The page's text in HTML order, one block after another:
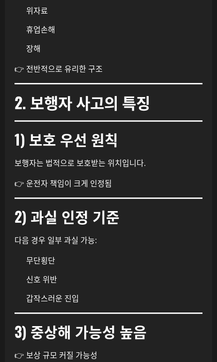
위자료
휴업손해
장해
👉 전반적으로 유리한 구조
2. 보행자 사고의 특징
1) 보호 우선 원칙
보행자는 법적으로 보호받는 위치입니다.
👉 운전자 책임이 크게 인정됨
2) 과실 인정 기준
다음 경우 일부 과실 가능:
무단횡단
신호 위반
갑작스러운 진입
3) 중상해 가능성 높음
👉 보상 규모 커질 가능성